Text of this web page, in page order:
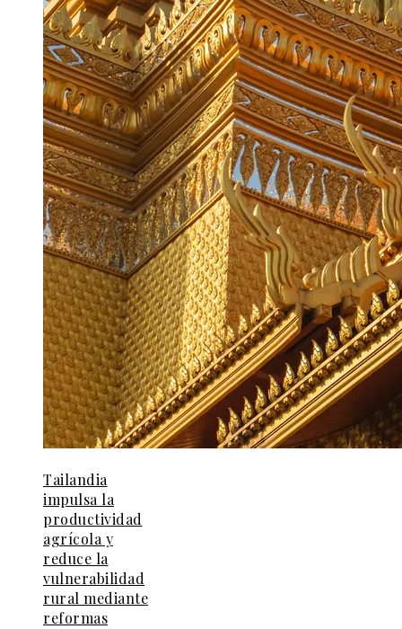
Tailandia
impulsa la
productividad
agrícola y
reduce la
vulnerabilidad
rural mediante
reformas